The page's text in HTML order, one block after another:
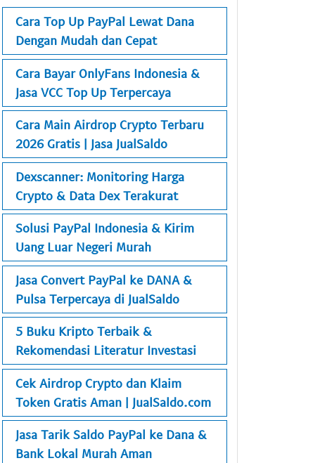
Cara Top Up PayPal Lewat Dana
Dengan Mudah dan Cepat
Cara Bayar OnlyFans Indonesia &
Jasa VCC Top Up Terpercaya
Cara Main Airdrop Crypto Terbaru
2026 Gratis | Jasa JualSaldo
Dexscanner: Monitoring Harga
Crypto & Data Dex Terakurat
Solusi PayPal Indonesia & Kirim
Uang Luar Negeri Murah
Jasa Convert PayPal ke DANA &
Pulsa Terpercaya di JualSaldo
5 Buku Kripto Terbaik &
Rekomendasi Literatur Investasi
Cek Airdrop Crypto dan Klaim
Token Gratis Aman | JualSaldo.com
Jasa Tarik Saldo PayPal ke Dana &
Bank Lokal Murah Aman